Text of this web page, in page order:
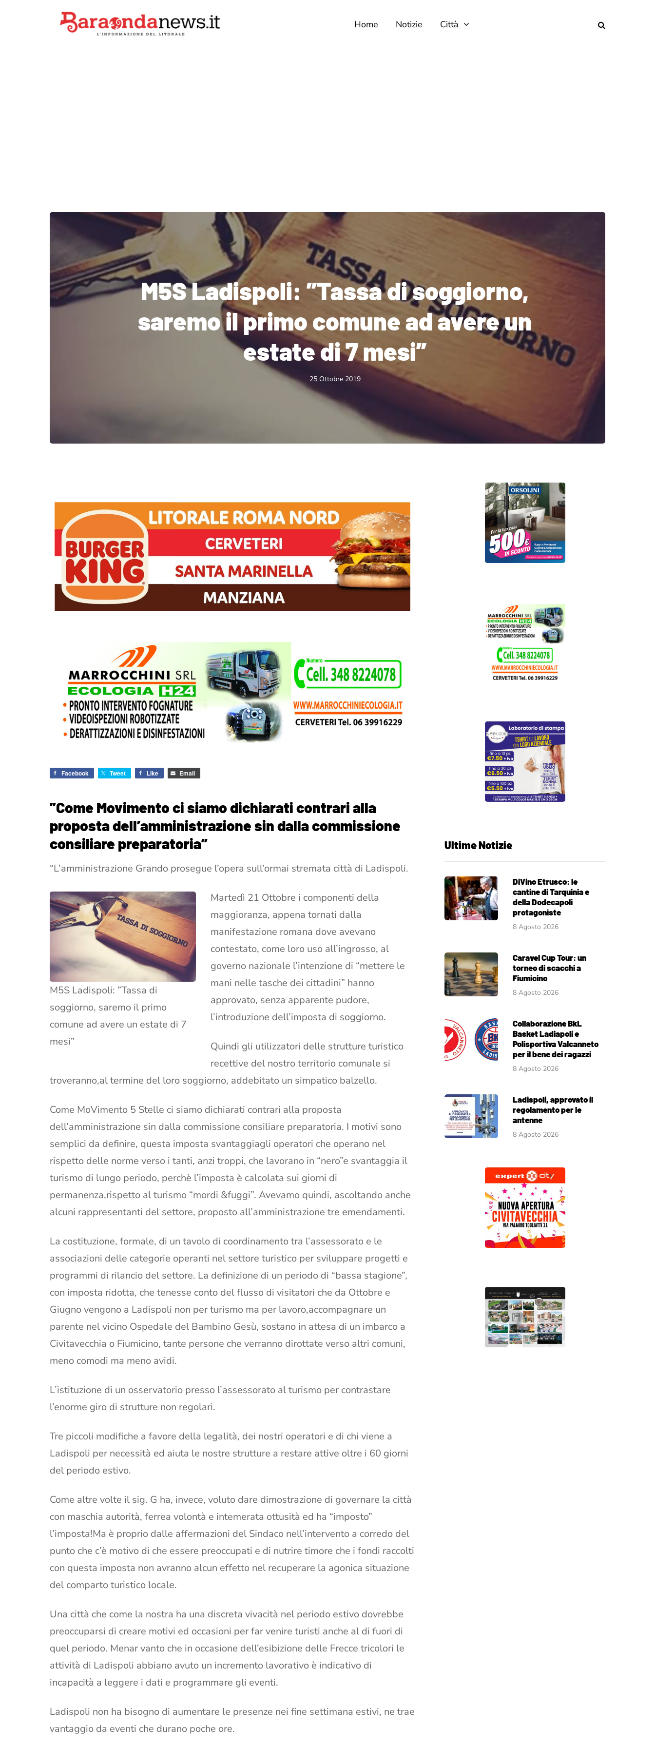
Home Notizie Città
M5S Ladispoli: ”Tassa di soggiorno,
saremo il primo comune ad avere un
estate di 7 mesi”
25 Ottobre 2019
Facebook Tweet Like Email
”Come Movimento ci siamo dichiarati contrari alla
proposta dell’amministrazione sin dalla commissione
consiliare preparatoria”
“L’amministrazione Grando prosegue l’opera sull’ormai stremata città di Ladispoli.
M5S Ladispoli: ”Tassa di
soggiorno, saremo il primo
comune ad avere un estate di 7
mesi”
Martedì 21 Ottobre i componenti della
maggioranza, appena tornati dalla
manifestazione romana dove avevano
contestato, come loro uso all’ingrosso, al
governo nazionale l’intenzione di “mettere le
mani nelle tasche dei cittadini” hanno
approvato, senza apparente pudore,
l’introduzione dell’imposta di soggiorno.
Quindi gli utilizzatori delle strutture turistico
recettive del nostro territorio comunale si
troveranno,al termine del loro soggiorno, addebitato un simpatico balzello.
Come MoVimento 5 Stelle ci siamo dichiarati contrari alla proposta
dell’amministrazione sin dalla commissione consiliare preparatoria. I motivi sono
semplici da definire, questa imposta svantaggiagli operatori che operano nel
rispetto delle norme verso i tanti, anzi troppi, che lavorano in “nero”e svantaggia il
turismo di lungo periodo, perchè l’imposta è calcolata sui giorni di
permanenza,rispetto al turismo “mordi &fuggi”. Avevamo quindi, ascoltando anche
alcuni rappresentanti del settore, proposto all’amministrazione tre emendamenti.
La costituzione, formale, di un tavolo di coordinamento tra l’assessorato e le
associazioni delle categorie operanti nel settore turistico per sviluppare progetti e
programmi di rilancio del settore. La definizione di un periodo di “bassa stagione”,
con imposta ridotta, che tenesse conto del flusso di visitatori che da Ottobre e
Giugno vengono a Ladispoli non per turismo ma per lavoro,accompagnare un
parente nel vicino Ospedale del Bambino Gesù, sostano in attesa di un imbarco a
Civitavecchia o Fiumicino, tante persone che verranno dirottate verso altri comuni,
meno comodi ma meno avidi.
L’istituzione di un osservatorio presso l’assessorato al turismo per contrastare
l’enorme giro di strutture non regolari.
Tre piccoli modifiche a favore della legalità, dei nostri operatori e di chi viene a
Ladispoli per necessità ed aiuta le nostre strutture a restare attive oltre i 60 giorni
del periodo estivo.
Come altre volte il sig. G ha, invece, voluto dare dimostrazione di governare la città
con maschia autorità, ferrea volontà e intemerata ottusità ed ha “imposto”
l’imposta!Ma è proprio dalle affermazioni del Sindaco nell’intervento a corredo del
punto che c’è motivo di che essere preoccupati e di nutrire timore che i fondi raccolti
con questa imposta non avranno alcun effetto nel recuperare la agonica situazione
del comparto turistico locale.
Una città che come la nostra ha una discreta vivacità nel periodo estivo dovrebbe
preoccuparsi di creare motivi ed occasioni per far venire turisti anche al di fuori di
quel periodo. Menar vanto che in occasione dell’esibizione delle Frecce tricolori le
attività di Ladispoli abbiano avuto un incremento lavorativo è indicativo di
incapacità a leggere i dati e programmare gli eventi.
Ladispoli non ha bisogno di aumentare le presenze nei fine settimana estivi, ne trae
vantaggio da eventi che durano poche ore.
Ultime Notizie
DiVino Etrusco: le
cantine di Tarquinia e
della Dodecapoli
protagoniste
8 Agosto 2026
Caravel Cup Tour: un
torneo di scacchi a
Fiumicino
8 Agosto 2026
Collaborazione BkL
Basket Ladiapoli e
Polisportiva Valcanneto
per il bene dei ragazzi
8 Agosto 2026
Ladispoli, approvato il
regolamento per le
antenne
8 Agosto 2026